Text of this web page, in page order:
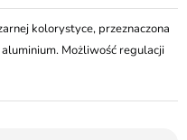
kolorystyce, przeznaczona
Możliwość regulacji